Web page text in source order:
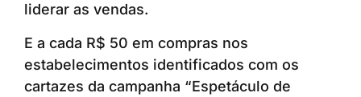
liderar as vendas.
E a cada R$ 50 em compras nos
estabelecimentos identificados com os
cartazes da campanha “Espetáculo de